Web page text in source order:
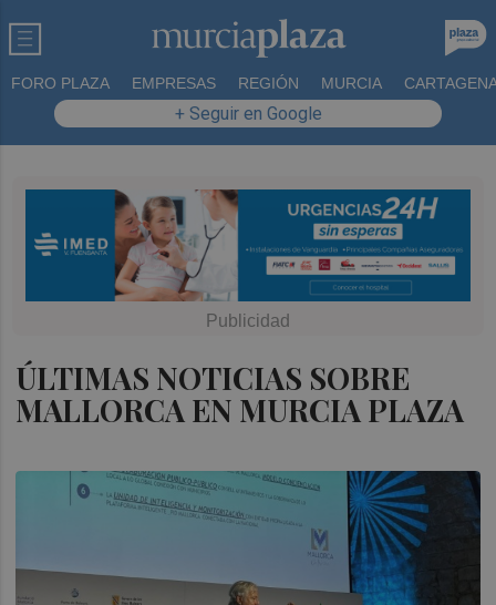
FORO PLAZA EMPRESAS REGIÓN MURCIA
+ Seguir en Google
ÚLTIMAS NOTICIAS SOBRE
MALLORCA EN MURCIA PLAZA